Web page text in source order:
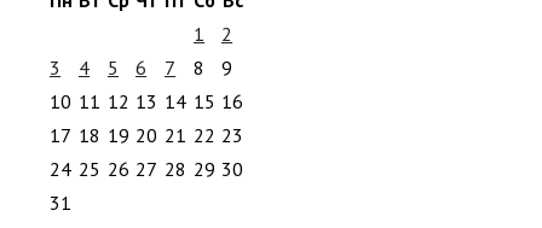
1
2
3
4 5 6 7 8
9
10 11 12 13 14 15 16
17 18 19 20 21 22 23
24 25 26 27 28 29 30
31